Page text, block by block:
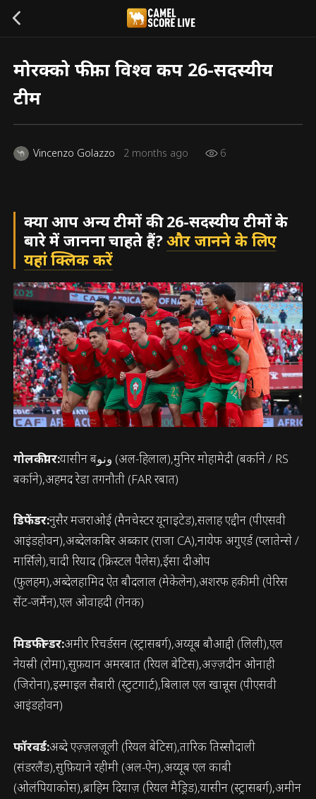
मोरक्को फीफा विश्व कप 26-सदस्यीय
टीम
Vincenzo Golazzo 2 months ago 6
क्या आप अन्य टीमों की 26-सदस्यीय टीमों के
बारे में जानना चाहते हैं?और जानने के लिए
यहां क्लिक करें
गोलकीपर:यासीन बونو (अल-हिलाल),मुनिर मोहामेदी (बर्काने / RS
बर्काने),अहमद रेडा तगनौती (FAR रबात)
डिफेंडर:नुसैर मजराओई (मैनचेस्टर यूनाइटेड),सलाह एद्दीन (पीएसवी
आइंडहोवन),अब्देलकबिर अब्कार (राजा CA),नायेफ अगुएर्ड (प्लातेन्से /
मार्सिले),चादी रियाद (क्रिस्टल पैलेस),ईसा दीओप
(फुलहम),अब्देलहामिद ऐत बौदलाल (मेकेलेन),अशरफ हकीमी (पेरिस
सेंट-जर्मेन),एल ओवाहदी (गेनक)
मिडफील्डर:अमीर रिचर्डसन (स्ट्रासबर्ग),अय्यूब बौआद्दी (लिली),एल
नेयस्री (रोमा),सुफ़यान अमरबात (रियल बेटिस),अज़्ज़दीन ओनाही
(जिरोना),इस्माइल सैबारी (स्टुटगार्ट),बिलाल एल खान्नूस (पीएसवी
आइंडहोवन)
फॉरवर्ड:अब्दे एज़्ज़लज़ूली (रियल बेटिस),तारिक तिस्सौदाली
(संडरलैंड),सुफ़ियाने रहीमी (अल-ऐन),अय्यूब एल काबी
(ओलंपियाकोस),ब्राहिम दियाज़ (रियल मैड्रिड),यासीन (स्ट्रासबर्ग),अमीन